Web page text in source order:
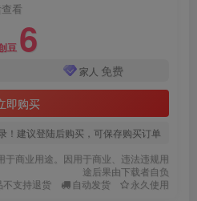
看
豆 6
家人 免费
即购买
！建议登陆后购买，可保存购买订单
于商业用途。因用于商业、违法违规用
途后果由下载者自负
不支持退货
自动发货 永久使用